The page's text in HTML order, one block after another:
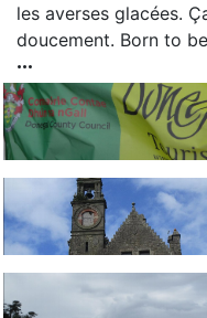
les averses glacées.
doucement. Born to